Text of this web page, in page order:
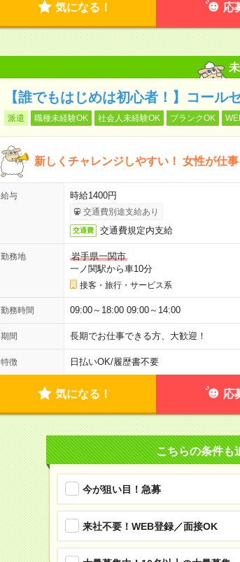
気になる！ 応
【誰でもはじめは初心者！】コール
派遣 職種未経験OK 社会人未経験OK ブランクOK
新しくチャレンジしやすい！ 女性が仕事
給与 時給1400円
交通費別途支給あり
交通費 交通費規定内支給
勤務地
岩手県一関市
一ノ関駅から車10分
接客・旅行・サービス系
勤務時間 09:00～18:00 09:00～14:00
期間 長期でお仕事できる方、大歓迎！
特徴 日払いOK/履歴書不要
気になる！ 応
こちらの条件も
今が狙い目！急募
来社不要！WEB登録／面接OK